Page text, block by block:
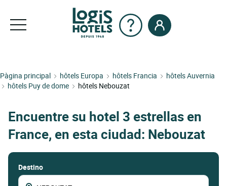
Pàgina principal hôtels Europa hôtels Francia
hôtels Auvernia
hôtels Puy de dome
hôtels Nebouzat
Encuentre su hotel 3 estrellas en
France, en esta ciudad: Nebouzat
Destino